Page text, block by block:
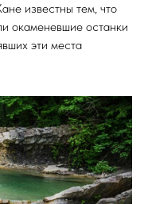
известны тем, что
окаменевшие останки
эти места